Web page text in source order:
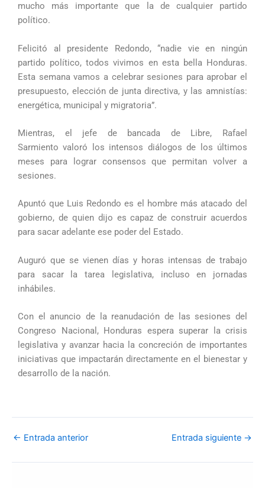
mucho más importante que la de cualquier partido
político.
Felicitó al presidente Redondo, “nadie vie en ningún
partido político, todos vivimos en esta bella Honduras.
Esta semana vamos a celebrar sesiones para aprobar el
presupuesto, elección de junta directiva, y las amnistías:
energética, municipal y migratoria”.
Mientras, el jefe de bancada de Libre, Rafael
Sarmiento valoró los intensos diálogos de los últimos
meses para lograr consensos que permitan volver a
sesiones.
Apuntó que Luis Redondo es el hombre más atacado del
gobierno, de quien dijo es capaz de construir acuerdos
para sacar adelante ese poder del Estado.
Auguró que se vienen días y horas intensas de trabajo
para sacar la tarea legislativa, incluso en jornadas
inhábiles.
Con el anuncio de la reanudación de las sesiones del
Congreso Nacional, Honduras espera superar la crisis
legislativa y avanzar hacia la concreción de importantes
iniciativas que impactarán directamente en el bienestar y
desarrollo de la nación.
← Entrada anterior Entrada siguiente →